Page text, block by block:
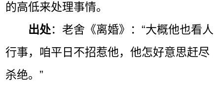
的高低来处理事情。
出处：老舍《离婚》：“大概他也看人
行事，咱平日不招惹他，他怎好意思赶尽
杀绝。”